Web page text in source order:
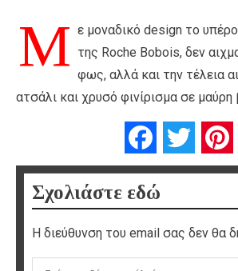
Μ ε μοναδικό design το
της Roche Bobois, δεν
φως, αλλά και την τέλεια
ατσάλι και χρυσό φινίρισμα σε μαύρη
FacebookTwitter
Σχολιάστε εδώ
Η διεύθυνση του email σας δεν θα